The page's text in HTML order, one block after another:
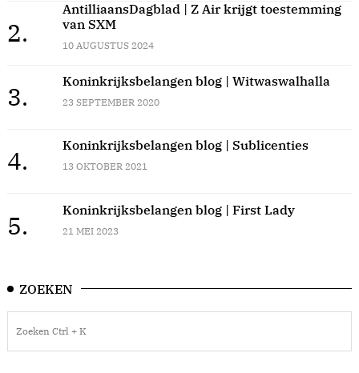
2.
AntilliaansDagblad | Z Air krijgt toestemming
van SXM
10 AUGUSTUS 2024
3.
Koninkrijksbelangen blog | Witwaswalhalla
23 SEPTEMBER 2020
4.
Koninkrijksbelangen blog | Sublicenties
13 OKTOBER 2021
5.
Koninkrijksbelangen blog | First Lady
21 MEI 2023
ZOEKEN